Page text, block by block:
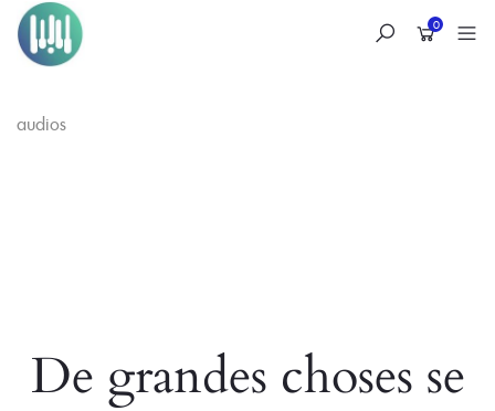
0
audios
De grandes choses se